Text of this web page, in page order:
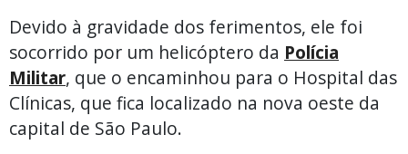
Devido à gravidade dos ferimentos, ele foi
socorrido por um helicóptero da Polícia
Militar, que o encaminhou para o Hospital das
Clínicas, que fica localizado na nova oeste da
capital de São Paulo.